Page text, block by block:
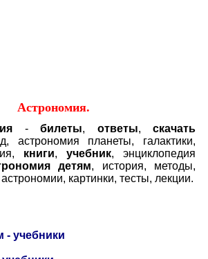
Астрономия.
-билеты, ответы,скачать
астрономия планеты, галактики,
книги, учебник, энциклопедия
детям, история, методы,
картинки, тесты, лекции.
- учебники